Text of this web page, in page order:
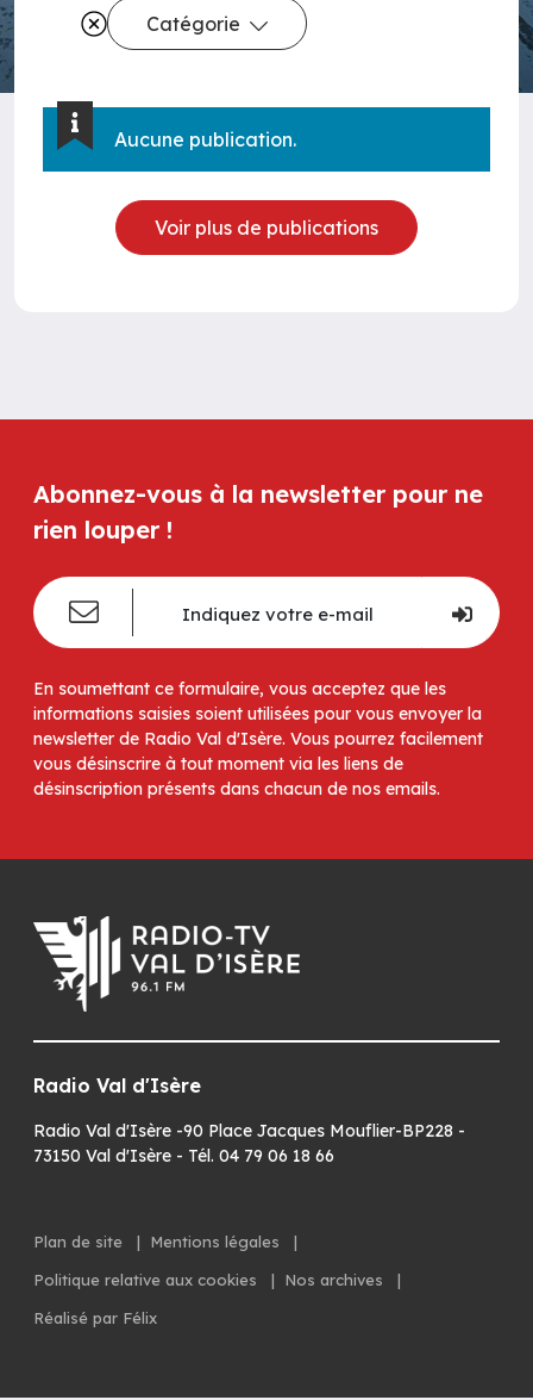
Catégorie
Aucune publication.
Voir plus de publications
Abonnez-vous à la newsletter pour ne
rien louper !
En soumettant ce formulaire, vous acceptez que les
informations saisies soient utilisées pour vous envoyer la
newsletter de Radio Val d'Isère. Vous pourrez facilement
vous désinscrire à tout moment via les liens de
désinscription présents dans chacun de nos emails.
Radio Val d'Isère
Radio Val d'Isère -90 Place Jacques Mouflier-BP228 -
73150 Val d'Isère - Tél. 04 79 06 18 66
Plan de site | Mentions légales
|
Politique relative aux cookies
| Nos archives
|
Réalisé par Félix